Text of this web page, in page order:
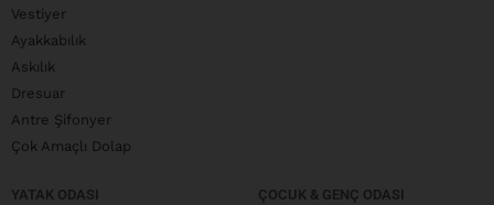
Vestiyer
Ayakkabılık
Askılık
Dresuar
Antre Şifonyer
Çok Amaçlı Dolap
YATAK ODASI
ÇOCUK & GENÇ ODASI